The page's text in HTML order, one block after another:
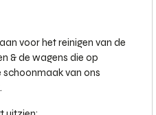
voor het reinigen van de
& de wagens die op
van ons